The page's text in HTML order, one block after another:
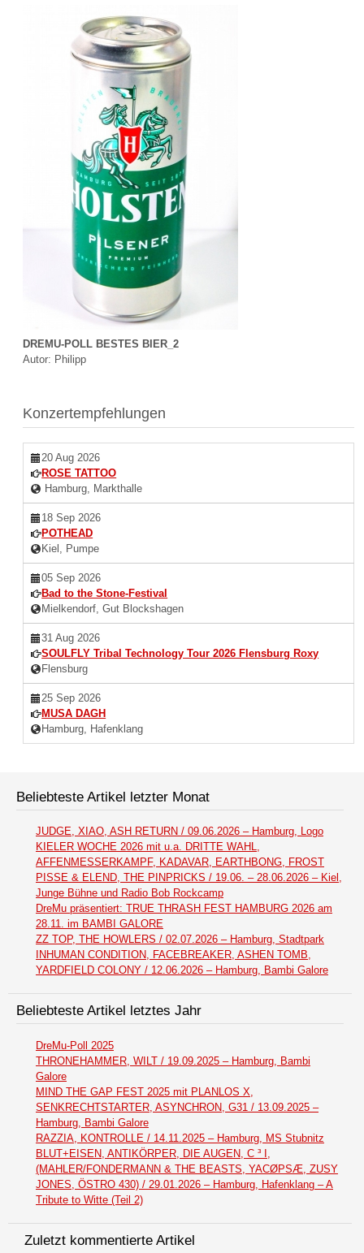
DREMU-POLL BESTES BIER_2
Autor: Philipp
Konzertempfehlungen
20 Aug 2026
ROSE TATTOO
Hamburg, Markthalle
18 Sep 2026
POTHEAD
Kiel, Pumpe
05 Sep 2026
Bad to the Stone-Festival
Mielkendorf, Gut Blockshagen
31 Aug 2026
SOULFLY Tribal Technology Tour 2026 Flensburg Roxy
Flensburg
25 Sep 2026
MUSA DAGH
Hamburg, Hafenklang
Beliebteste Artikel letzter Monat
JUDGE, XIAO, ASH RETURN / 09.06.2026 – Hamburg, Logo
KIELER WOCHE 2026 mit u.a. DRITTE WAHL,
AFFENMESSERKAMPF, KADAVAR, EARTHBONG, FROST
PISSE & ELEND, THE PINPRICKS / 19.06. – 28.06.2026 – Kiel,
Junge Bühne und Radio Bob Rockcamp
DreMu präsentiert: TRUE THRASH FEST HAMBURG 2026 am
28.11. im BAMBI GALORE
ZZ TOP, THE HOWLERS / 02.07.2026 – Hamburg, Stadtpark
INHUMAN CONDITION, FACEBREAKER, ASHEN TOMB,
YARDFIELD COLONY / 12.06.2026 – Hamburg, Bambi Galore
Beliebteste Artikel letztes Jahr
DreMu-Poll 2025
THRONEHAMMER, WILT / 19.09.2025 – Hamburg, Bambi
Galore
MIND THE GAP FEST 2025 mit PLANLOS X,
SENKRECHTSTARTER, ASYNCHRON, G31 / 13.09.2025 –
Hamburg, Bambi Galore
RAZZIA, KONTROLLE / 14.11.2025 – Hamburg, MS Stubnitz
BLUT+EISEN, ANTIKÖRPER, DIE AUGEN, C ³ I,
(MAHLER/FONDERMANN & THE BEASTS, YACØPSÆ, ZUSY
JONES, ÖSTRO 430) / 29.01.2026 – Hamburg, Hafenklang – A
Tribute to Witte (Teil 2)
Zuletzt kommentierte Artikel